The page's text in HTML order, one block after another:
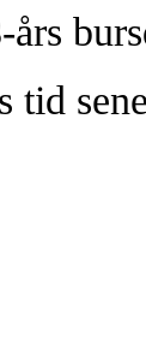
års
tid